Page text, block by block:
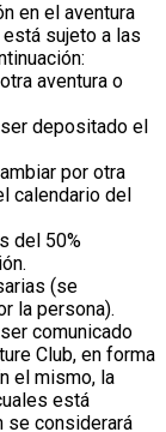
en el aventura
sujeto a las
aventura o
depositado el
por otra
calendario del
del 50%
(se
la persona).
comunicado
Club, en forma
el mismo, la
está
se considerará